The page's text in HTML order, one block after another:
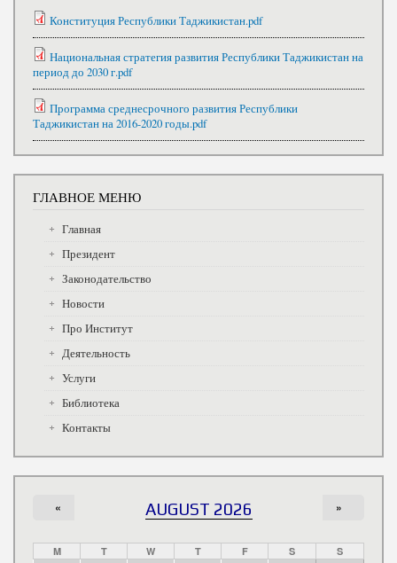
Конституция Республики Таджикистан.pdf
Национальная стратегия развития Республики Таджикистан на
период до 2030 г.pdf
Программа среднесрочного развития Республики
Таджикистан на 2016-2020 годы.pdf
ГЛАВНОЕ МЕНЮ
Главная
Президент
Законодательство
Новости
Про Институт
Деятельность
Услуги
Библиотека
Контакты
AUGUST 2026
« »
M T W T F S
S